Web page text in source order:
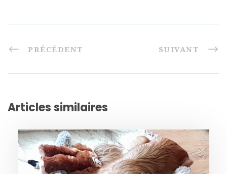
PRÉCÉDENT SUIVANT
Articles similaires